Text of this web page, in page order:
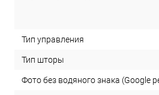
Тип управления
Тип шторы
Фото без водяного знака (Google